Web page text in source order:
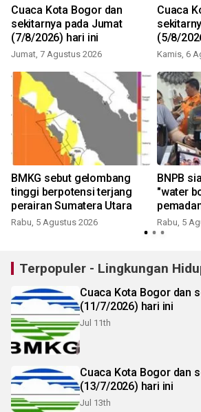
Cuaca Kota Bogor dan
sekitarnya pada Jumat
(7/8/2026) hari ini
Jumat, 7 Agustus 2026
Cuaca
(5/8/
Kamis, 6
BMKG sebut gelombang
tinggi berpotensi terjang
perairan Sumatera Utara
Rabu, 5 Agustus 2026
BNPB
"water
Bromo
Rabu, 5
Terpopuler - Lingkungan
Cuaca Kota Bogor dan
(11/7/2026) hari ini
Jul 11th
Cuaca Kota Bogor dan
(13/7/2026) hari ini
Jul 13th